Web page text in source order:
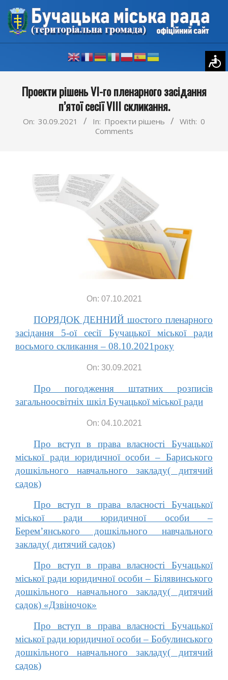
Skip
content
NavigationПроекти рішень VI-го пленарного засідання
п’ятої сесії VIII скликання.
On: 30.09.2021 In: Проекти рішень With: 0
Comments
On: 07.10.2021
ПОРЯДОК ДЕННИЙ шостого пленарного
засідання 5-ої cесії Бучацької міської ради
восьмого скликання – 08.10.2021року
On: 30.09.2021
Про погодження штатних розписів
загальноосвітніх шкіл Бучацької міської ради
On: 04.10.2021
Про вступ в права власності Бучацької
міської ради юридичної особи – Бариського
дошкільного навчального закладу( дитячий
садок)
Про вступ в права власності Бучацької
міської ради юридичної особи –
Берем’янського дошкільного навчального
закладу( дитячий садок)
Про вступ в права власності Бучацької
міської ради юридичної особи – Білявинського
дошкільного навчального закладу( дитячий
садок) «Дзвіночок»
Про вступ в права власності Бучацької
міської ради юридичної особи – Бобулинського
дошкільного навчального закладу( дитячий
садок)